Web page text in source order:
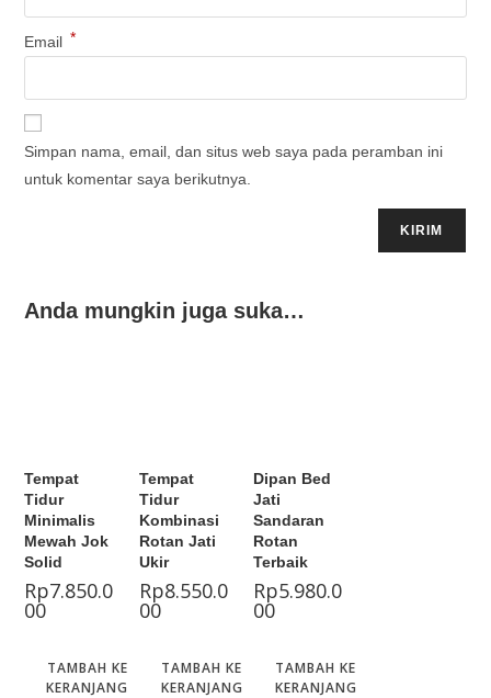
Email *
Simpan nama, email, dan situs web saya pada peramban ini
untuk komentar saya berikutnya.
Anda mungkin juga suka…
Tempat
Tidur
Minimalis
Mewah Jok
Solid
Rp7.850.0
00
TAMBAH KE
KERANJANG
Tempat
Tidur
Kombinasi
Rotan Jati
Ukir
Rp8.550.0
00
TAMBAH KE
KERANJANG
Dipan Bed
Jati
Sandaran
Rotan
Terbaik
Rp5.980.0
00
TAMBAH KE
KERANJANG